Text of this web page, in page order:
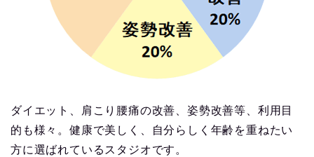
ダイエット、肩こり腰痛の改善、姿勢改善等、利用目
的も様々。健康で美しく、自分らしく年齢を重ねたい
方に選ばれているスタジオです。